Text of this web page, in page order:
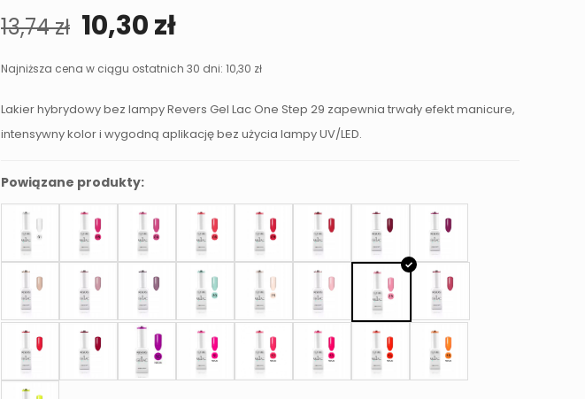
13,74zł Pierwotna
wynosiła:
13,74 zł.
10,30złAktualna
wynosi:
10,30 zł.
Najniższa cena w ciągu ostatnich 30 dni: 10,30 zł
Lakier hybrydowy bez lampy Revers Gel Lac One Step 29 zapewnia trwały efekt manicure,
intensywny kolor i wygodną aplikację bez użycia lampy UV/LED.
Powiązane produkty: